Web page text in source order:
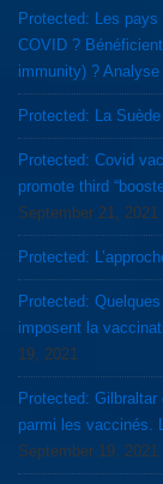
Protected: Les
COVID ?
immunity) ?
Protected: La
Protected: Covid vaccination injuries continue to rise as FDA and CDC
promote third
September 21, 2021
Protected:
Protected:
imposent la
19, 2021
Protected: Gilbraltar
parmi les vaccinés.
September 19, 2021